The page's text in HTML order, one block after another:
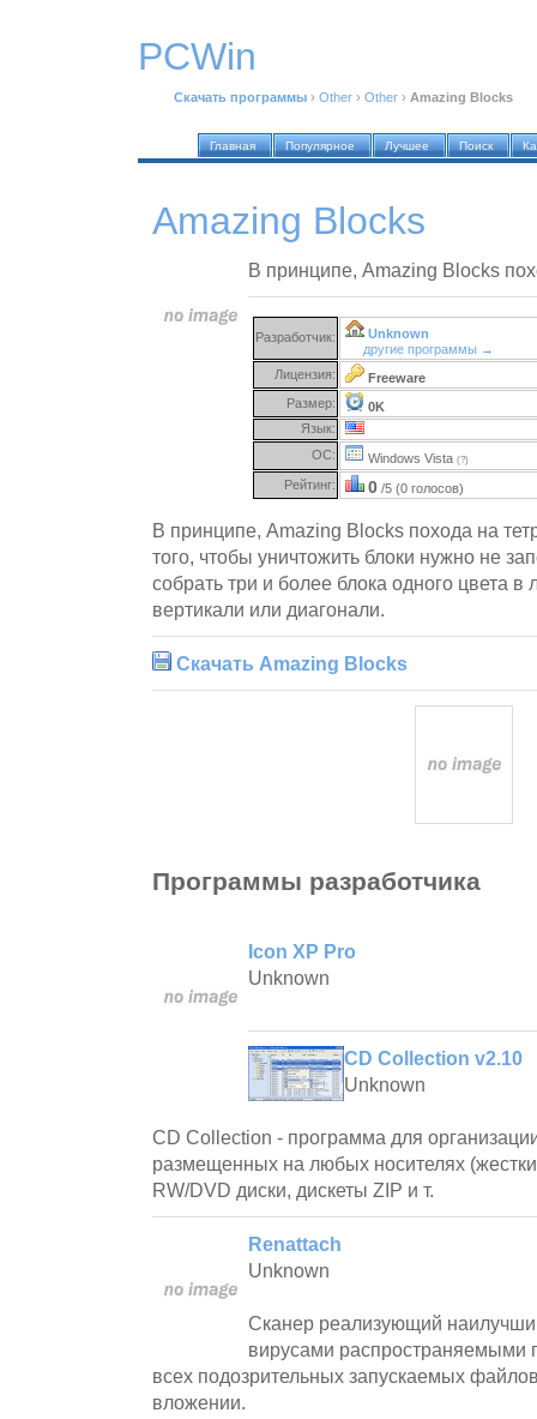
PCWin
Скачать программы › Other › Other › Amazing Blocks
Главная Популярное Лучшее Поиск
Amazing Blocks
В принципе, Amazing Blocks
Разработчик:
Unknown
другие программы →
Лицензия:
Freeware
Размер:
0K
Язык:
ОС:
Windows Vista (?)
Рейтинг: 0 /5 (0 голосов)
В принципе, Amazing Blocks похода на
того, чтобы уничтожить блоки нужно не
собрать три и более блока одного цвета в
вертикали или диагонали.
Скачать Amazing Blocks
Программы разработчика
Icon XP Pro
Unknown
CD Collection v2.10
Unknown
CD Collection - программа для
размещенных на любых носителях
RW/DVD диски, дискеты ZIP и т.
Renattach
Unknown
Сканер реализующий
вирусами распространяемыми
всех подозрительных запускаемых
вложении.